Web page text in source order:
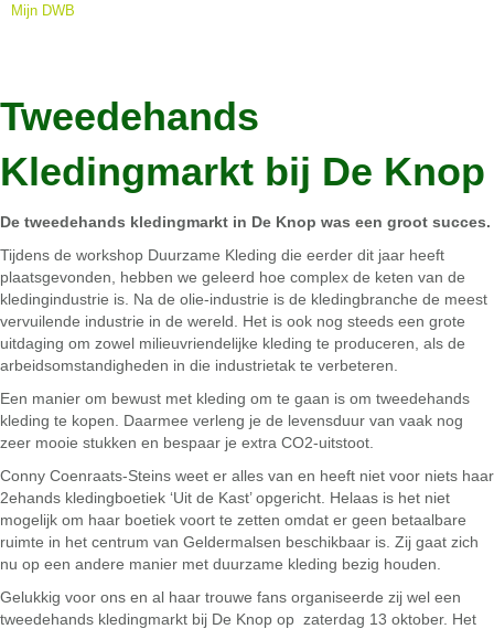
Mijn DWB
Tweedehands
Kledingmarkt bij De Knop
De tweedehands kledingmarkt in De Knop was een groot succes.
Tijdens de workshop Duurzame Kleding die eerder dit jaar heeft
plaatsgevonden, hebben we geleerd hoe complex de keten van de
kledingindustrie is. Na de olie-industrie is de kledingbranche de meest
vervuilende industrie in de wereld. Het is ook nog steeds een grote
uitdaging om zowel milieuvriendelijke kleding te produceren, als de
arbeidsomstandigheden in die industrietak te verbeteren.
Een manier om bewust met kleding om te gaan is om tweedehands
kleding te kopen. Daarmee verleng je de levensduur van vaak nog
zeer mooie stukken en bespaar je extra CO2-uitstoot.
Conny Coenraats-Steins weet er alles van en heeft niet voor niets haar
2ehands kledingboetiek ‘Uit de Kast’ opgericht. Helaas is het niet
mogelijk om haar boetiek voort te zetten omdat er geen betaalbare
ruimte in het centrum van Geldermalsen beschikbaar is. Zij gaat zich
nu op een andere manier met duurzame kleding bezig houden.
Gelukkig voor ons en al haar trouwe fans organiseerde zij wel een
tweedehands kledingmarkt bij De Knop op zaterdag 13 oktober. Het